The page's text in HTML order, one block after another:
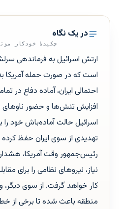
در یک نگاه
چکیدهٔ خودکار
ارتش اسرائیل به فرماندهی
است که در صورت حمله آمریکا
احتمالی ایران، آماده دفاع در
افزایش تنش‌ها و حضور ناوهای
اسرائیل حالت آماده‌باش خود را
تهدیدی از سوی ایران حفظ کرده
رئیس‌جمهور وقت آمریکا،
نیاز، نیروهای نظامی را برای
کار خواهد گرفت. از سوی
منطقه باعث شده تا برخی از